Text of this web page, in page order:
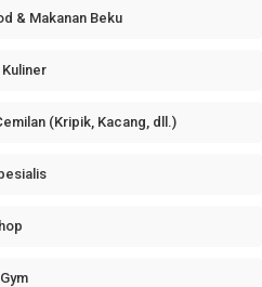
& Makanan Beku
(Kripik, Kacang, dll.)